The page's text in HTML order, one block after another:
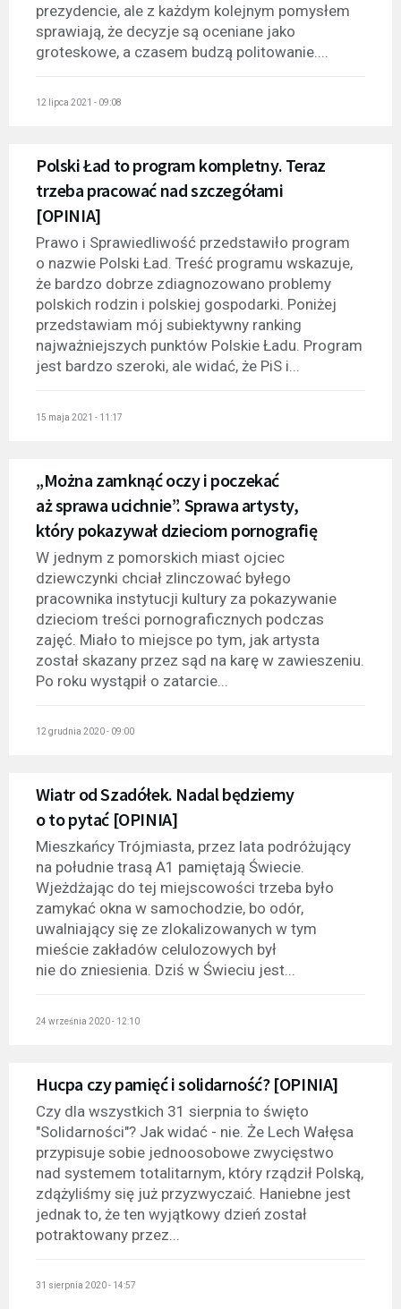
prezydencie, ale z każdym kolejnym pomysłem
sprawiają, że decyzje są oceniane jako
groteskowe, a czasem budzą politowanie....
12 lipca 2021 - 09:08
Polski Ład to program kompletny. Teraz
trzeba pracować nad szczegółami
[OPINIA]
Prawo i Sprawiedliwość przedstawiło program
o nazwie Polski Ład. Treść programu wskazuje,
że bardzo dobrze zdiagnozowano problemy
polskich rodzin i polskiej gospodarki. Poniżej
przedstawiam mój subiektywny ranking
najważniejszych punktów Polskie Ładu. Program
jest bardzo szeroki, ale widać, że PiS i...
15 maja 2021 - 11:17
„Można zamknąć oczy i poczekać
aż sprawa ucichnie”. Sprawa artysty,
który pokazywał dzieciom pornografię
W jednym z pomorskich miast ojciec
dziewczynki chciał zlinczować byłego
pracownika instytucji kultury za pokazywanie
dzieciom treści pornograficznych podczas
zajęć. Miało to miejsce po tym, jak artysta
został skazany przez sąd na karę w zawieszeniu.
Po roku wystąpił o zatarcie...
12 grudnia 2020 - 09:00
Wiatr od Szadółek. Nadal będziemy
o to pytać [OPINIA]
Mieszkańcy Trójmiasta, przez lata podróżujący
na południe trasą A1 pamiętają Świecie.
Wjeżdżając do tej miejscowości trzeba było
zamykać okna w samochodzie, bo odór,
uwalniający się ze zlokalizowanych w tym
mieście zakładów celulozowych był
nie do zniesienia. Dziś w Świeciu jest...
24 września 2020 - 12:10
Hucpa czy pamięć i solidarność? [OPINIA]
Czy dla wszystkich 31 sierpnia to święto
"Solidarności"? Jak widać - nie. Że Lech Wałęsa
przypisuje sobie jednoosobowe zwycięstwo
nad systemem totalitarnym, który rządził Polską,
zdążyliśmy się już przyzwyczaić. Haniebne jest
jednak to, że ten wyjątkowy dzień został
potraktowany przez...
31 sierpnia 2020 - 14:57